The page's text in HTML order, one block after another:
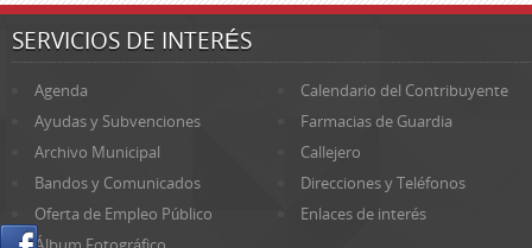
SERVICIOS DE INTERÉS
Agenda
Calendario del Contribuyente
Ayudas y Subvenciones
Farmacias de Guardia
Archivo Municipal
Callejero
Bandos y Comunicados
Direcciones y Teléfonos
Oferta de Empleo Público
Enlaces de interés